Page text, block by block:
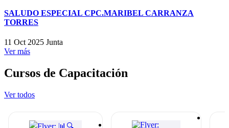
SALUDO ESPECIAL CPC.MARIBEL CARRANZA
TORRES
11 Oct 2025 Junta
Ver más
Cursos de Capacitación
Ver todos